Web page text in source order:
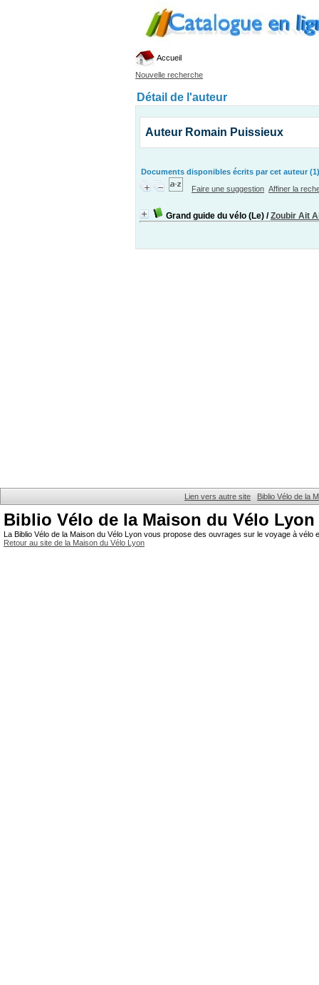
Accueil
Nouvelle recherche
Détail de l'auteur
Auteur Romain Puissieux
Documents disponibles écrits par cet auteur (1)
Faire une suggestion Affiner la
Grand guide du vélo (Le) /Zoubir Ait
Lien vers autre site Biblio Vélo de la
Biblio Vélo de la Maison du Vélo Lyon
La Biblio Vélo de la Maison du Vélo Lyon vous propose des ouvrages sur le voyage à
Retour au site de la Maison du Vélo Lyon